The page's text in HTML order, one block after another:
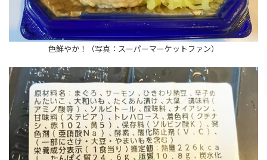
色鮮やか！（写真：スーパーマーケットファン）